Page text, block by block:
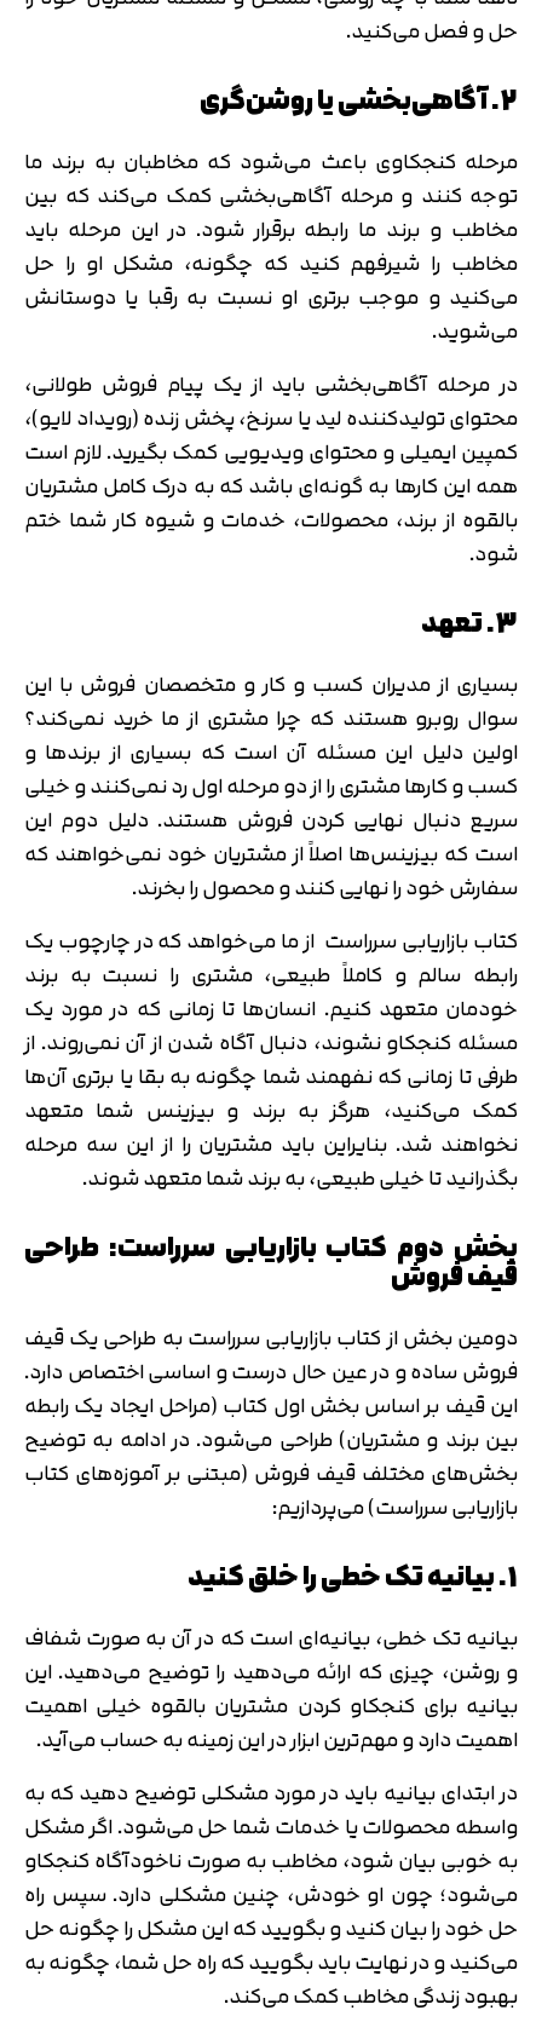
حل و فصل می‌کنید.
2. آگاهی‌بخشی یا روشن‌گری
مرحله کنجکاوی باعث می‌‌شود که مخاطبان به برند ما
توجه کنند و مرحله آگاهی‌بخشی کمک می‌کند که بین
مخاطب و برند ما رابطه برقرار شود. در این مرحله باید
مخاطب را شیرفهم کنید که چگونه، مشکل او را حل
می‌کنید و موجب برتری او نسبت به رقبا یا دوستانش
می‌شوید.
در مرحله آگاهی‌بخشی باید از یک پیام فروش طولانی،
محتوای تولیدکننده لید یا سرنخ، پخش زنده (رویداد لایو)،
کمپین ایمیلی و محتوای ویدیویی کمک بگیرید. لازم است
همه این کارها به گونه‌ای باشد که به درک کامل مشتریان
بالقوه از برند، محصولات، خدمات و شیوه کار شما ختم
شود.
3. تعهد
بسیاری از مدیران کسب و کار و متخصصان فروش با این
سوال روبرو هستند که چرا مشتری از ما خرید نمی‌کند؟
اولین دلیل این مسئله آن است که بسیاری از برندها و
کسب و کارها مشتری را از دو مرحله اول رد نمی‌کنند و خیلی
سریع دنبال نهایی کردن فروش هستند. دلیل دوم این
است که بیزینس‌ها اصلاً از مشتریان خود نمی‌خواهند که
سفارش خود را نهایی کنند و محصول را بخرند.
کتاب بازاریابی سرراست از ما می‌خواهد که در چارچوب یک
رابطه سالم و کاملاً طبیعی، مشتری را نسبت به برند
خودمان متعهد کنیم. انسان‌ها تا زمانی که در مورد یک
مسئله کنجکاو نشوند، دنبال آگاه شدن از آن نمی‌روند. از
طرفی تا زمانی که نفهمند شما چگونه به بقا یا برتری آن‌ها
کمک می‌کنید، هرگز به برند و بیزینس شما متعهد
نخواهند شد. بنایراین باید مشتریان را از این سه مرحله
بگذرانید تا خیلی طبیعی، به برند شما متعهد شوند.
بخش دوم کتاب بازاریابی سرراست: طراحی
قیف فروش
دومین بخش از کتاب بازاریابی سرراست به طراحی یک قیف
فروش ساده و در عین حال درست و اساسی اختصاص دارد.
این قیف بر اساس بخش اول کتاب (مراحل ایجاد یک رابطه
بین برند و مشتریان) طراحی می‌شود. در ادامه به توضیح
بخش‌های مختلف قیف فروش (مبتنی بر آموزه‌های کتاب
بازاریابی سرراست) می‌پردازیم:
1. بیانیه تک خطی را خلق کنید
بیانیه تک خطی، بیانیه‌ای است که در آن به صورت شفاف
و روشن، چیزی که ارائه می‌دهید را توضیح می‌دهید. این
بیانیه برای کنجکاو کردن مشتریان بالقوه خیلی اهمیت
اهمیت دارد و مهم‌ترین ابزار در این زمینه به حساب می‌آید.
در ابتدای بیانیه باید در مورد مشکلی توضیح دهید که به
واسطه محصولات یا خدمات شما حل می‌شود. اگر مشکل
به خوبی بیان شود، مخاطب به صورت ناخودآگاه کنجکاو
می‌شود؛ چون او خودش، چنین مشکلی دارد. سپس راه
حل خود را بیان کنید و بگویید که این مشکل را چگونه حل
می‌کنید و در نهایت باید بگویید که راه حل شما، چگونه به
بهبود زندگی مخاطب کمک می‌کند.